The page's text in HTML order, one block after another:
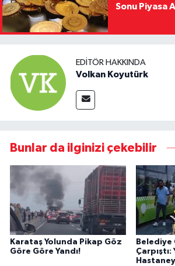
Sonu Piyasa
EDITÖR HAKKINDA
Volkan Koyutürk
Bunlar da ilginizi çekebilir
Karataş Yolunda Pikap Göz
Göre Göre Yandı!
Belediye
Çarpıştı: